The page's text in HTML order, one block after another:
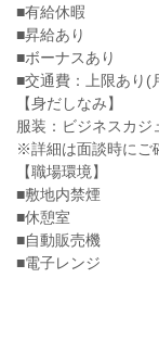
■有給休暇
■昇給あり
■ボーナスあり
■交通費：上限あり(
【身だしなみ】
服装：ビジネスカ
※詳細は面談時にご
【職場環境】
■敷地内禁煙
■休憩室
■自動販売機
■電子レンジ